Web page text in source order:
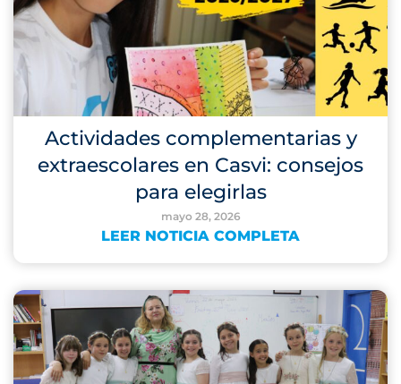
Actividades complementarias y
extraescolares en Casvi: consejos
para elegirlas
mayo 28, 2026
LEER NOTICIA COMPLETA